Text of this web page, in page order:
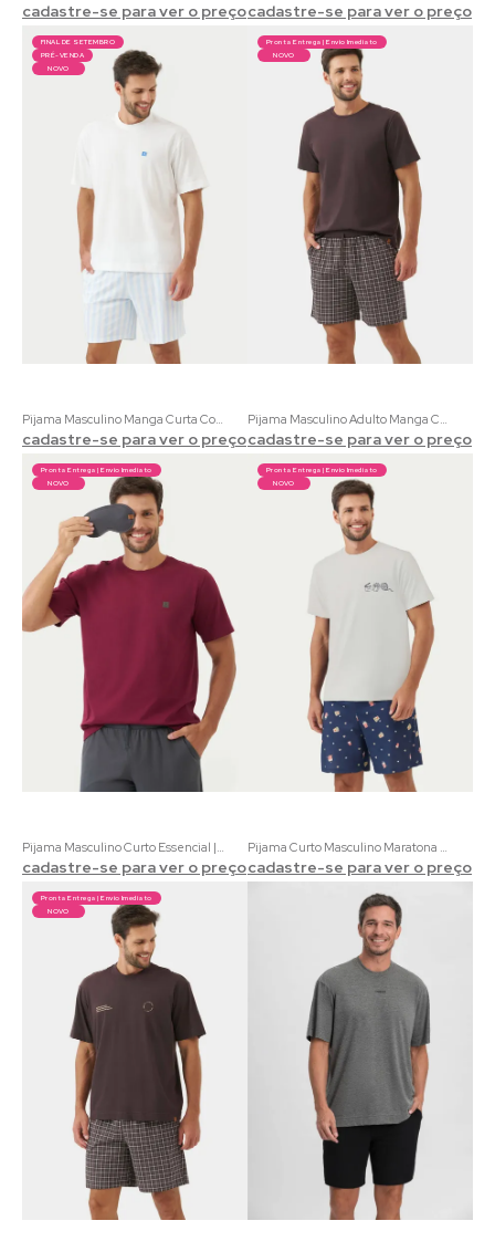
cadastre-se para ver o preçocadastre-se para ver o preço
FINAL DE SETEMBRO
PRÉ-VENDA
NOVO
Pijama Masculino Manga Curta Coordenado Verão | 100% Algodão com Estampa Praiana Listrado
cadastre-se para ver o preço
Pronta Entrega | Envio Imediato
NOVO
Pijama Masculino Adulto Manga Curta Coordenado Sierra | 100% Algodão Marrom Liso e Xadrez
cadastre-se para ver o preço
Pronta Entrega | Envio Imediato
NOVO
Pijama Masculino Curto Essencial | 100% Algodão Blusa Vinho e Bermuda Chumbo
cadastre-se para ver o preço
Pronta Entrega | Envio Imediato
NOVO
Pijama Curto Masculino Maratona Eco 100% Algodão Cru | Acompanha Embalagem Pipoca
cadastre-se para ver o preço
Pronta Entrega | Envio Imediato
NOVO